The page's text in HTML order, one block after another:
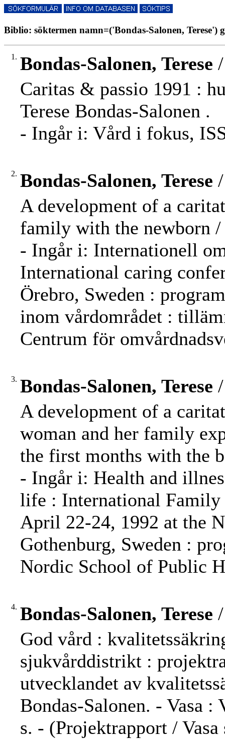
Biblio: söktermen namn=('Bondas-Salonen, Terese')
1. Bondas-Salonen, Terese
Caritas & passio 1991 :
Terese Bondas-Salonen .
- Ingår i: Vård i fokus,
2. Bondas-Salonen, Terese
A development of a
family with the newborn /
- Ingår i: Internationell
International caring
Örebro, Sweden :
inom vårdområdet :
Centrum för
3. Bondas-Salonen, Terese
A development of a
woman and her family
the first months with the
- Ingår i: Health and
life : International Family
April 22-24, 1992 at the
Gothenburg, Sweden :
Nordic School of Public
4. Bondas-Salonen, Terese
God vård :
sjukvårddistrikt :
utvecklandet av
Bondas-Salonen. - Vasa
s. - (Projektrapport /